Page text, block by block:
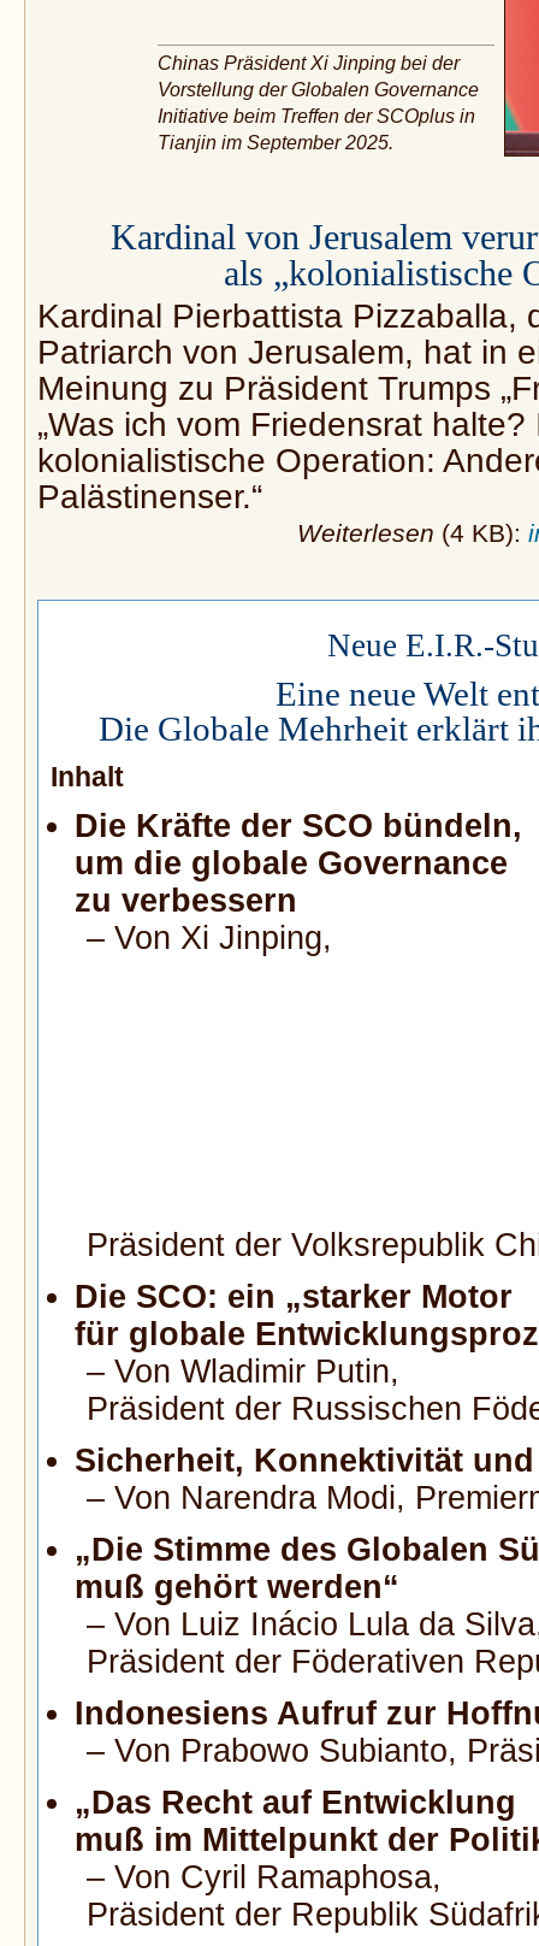
Chinas Präsident Xi Jinping bei der
Vorstellung der Globalen Governance
Initiative beim Treffen der SCOplus in
Tianjin im September 2025.
Kardinal von Jerusalem
als „kolonialistische
Kardinal Pierbattista Pizzaballa,
Patriarch von Jerusalem, hat in
Meinung zu Präsident Trumps
„Was ich vom Friedensrat
kolonialistische Operation:
Palästinenser.“
Weiterlesen (4 KB):
Neue E.I.R.-
Eine neue Welt
Die Globale Mehrheit erklärt
Inhalt
Die Kräfte der SCO bündeln,
um die globale Governance
zu verbessern
– Von Xi Jinping,
Präsident der Volksrepublik
Die SCO: ein „starker Motor
für globale
– Von Wladimir Putin,
Präsident der Russischen
Sicherheit, Konnektivität
– Von Narendra Modi,
„Die Stimme des Globalen
muß gehört werden“
– Von Luiz Inácio Lula da
Präsident der Föderativen
Indonesiens Aufruf zur
– Von Prabowo Subianto,
„Das Recht auf Entwicklung
muß im Mittelpunkt der
– Von Cyril Ramaphosa,
Präsident der Republik